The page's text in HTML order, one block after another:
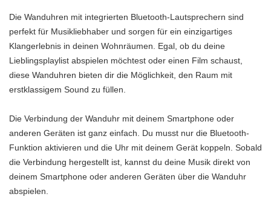
Die Wanduhren mit integrierten Bluetooth-Lautsprechern sind
perfekt für Musikliebhaber und sorgen für ein einzigartiges
Klangerlebnis in deinen Wohnräumen. Egal, ob du deine
Lieblingsplaylist abspielen möchtest oder einen Film schaust,
diese Wanduhren bieten dir die Möglichkeit, den Raum mit
erstklassigem Sound zu füllen.
Die Verbindung der Wanduhr mit deinem Smartphone oder
anderen Geräten ist ganz einfach. Du musst nur die Bluetooth-
Funktion aktivieren und die Uhr mit deinem Gerät koppeln. Sobald
die Verbindung hergestellt ist, kannst du deine Musik direkt von
deinem Smartphone oder anderen Geräten über die Wanduhr
abspielen.